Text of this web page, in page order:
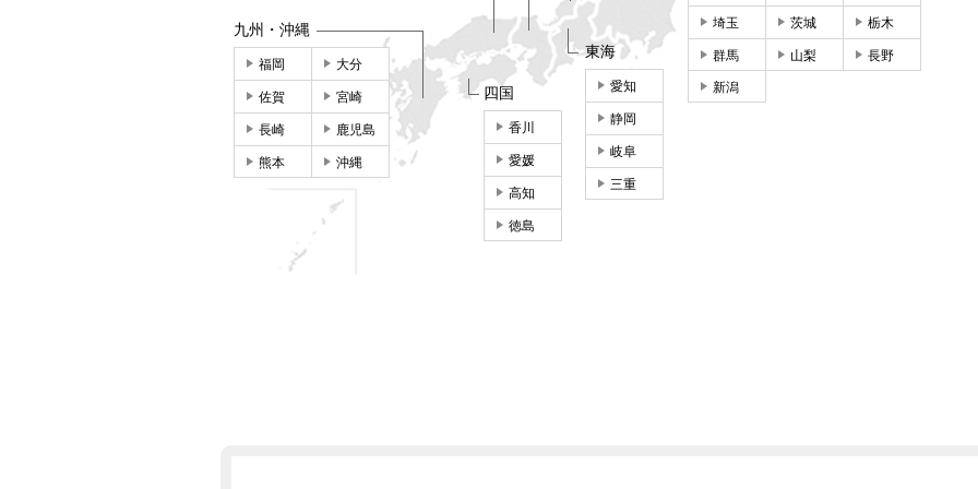
埼玉 茨城 栃木
群馬 山梨 長野
新潟
東海
愛知
静岡
岐阜
三重
四国
香川
愛媛
高知
徳島
九州・沖縄
福岡 大分
佐賀 宮崎
長崎 鹿児島
熊本 沖縄